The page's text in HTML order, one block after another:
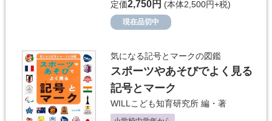
定価2,750円 (本体2,500円+税)
現在品切中
気になる記号とマークの図鑑
スポーツやあそびでよく見る
記号とマーク
WILLこども知育研究所 編・著